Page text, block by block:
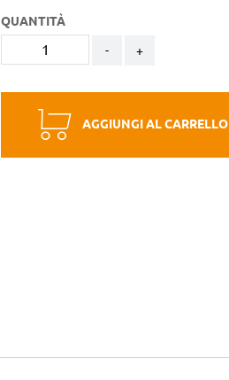
QUANTITÀ
- +
AGGIUNGI AL CARRELLO